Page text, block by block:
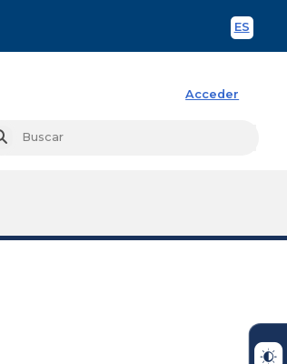
ES
Acceder
Buscar